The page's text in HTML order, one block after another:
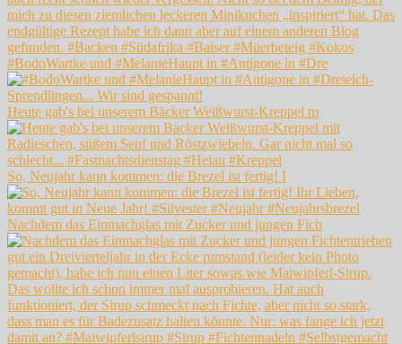
#BodoWartke und #MelanieHaupt in #Antigone in #Dre
Heute gab's bei unserem Bäcker Weißwurst-Kreppel m
So, Neujahr kann kommen: die Brezel ist fertig! I
Nachdem das Einmachglas mit Zucker und jungen Fich